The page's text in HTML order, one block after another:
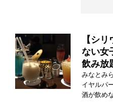
【シ
ない女
飲み放
みなとみ
イヤルパ
酒が飲め